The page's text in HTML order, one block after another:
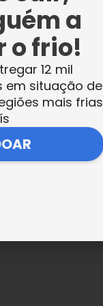
a
o frio!
12 mil
em situação de
mais frias